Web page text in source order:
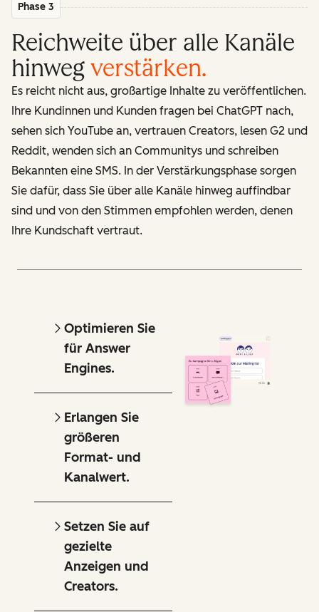
Phase 3
Reichweite über alle Kanäle
hinweg verstärken.
Es reicht nicht aus, großartige Inhalte zu veröffentlichen.
Ihre Kundinnen und Kunden fragen bei ChatGPT nach,
sehen sich YouTube an, vertrauen Creators, lesen G2 und
Reddit, wenden sich an Communitys und schreiben
Bekannten eine SMS. In der Verstärkungsphase sorgen
Sie dafür, dass Sie über alle Kanäle hinweg auffindbar
sind und von den Stimmen empfohlen werden, denen
Ihre Kundschaft vertraut.
Optimieren Sie
für Answer
Engines.
Erlangen Sie
größeren
Format- und
Kanalwert.
Setzen Sie auf
gezielte
Anzeigen und
Creators.